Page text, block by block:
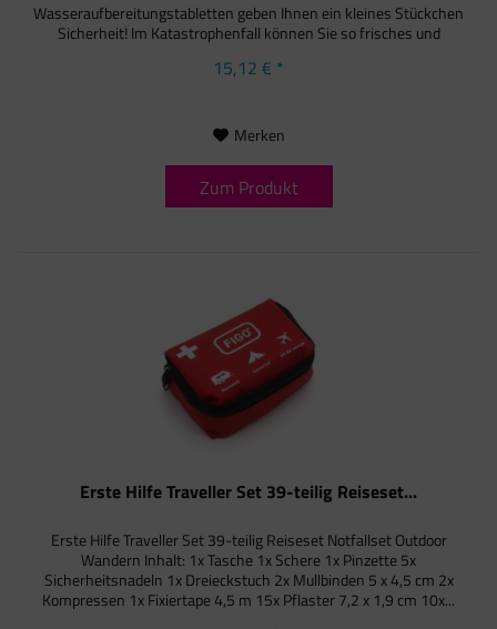
Wasseraufbereitungstabletten geben Ihnen ein kleines Stückchen
Sicherheit! Im Katastrophenfall können Sie so frisches und
15,12 € *
Merken
Zum Produkt
Erste Hilfe Traveller Set 39-teilig Reiseset...
Erste Hilfe Traveller Set 39-teilig Reiseset Notfallset Outdoor
Wandern Inhalt: 1x Tasche 1x Schere 1x Pinzette 5x
Sicherheitsnadeln 1x Dreieckstuch 2x Mullbinden 5 x 4,5 cm 2x
Kompressen 1x Fixiertape 4,5 m 15x Pflaster 7,2 x 1,9 cm 10x...